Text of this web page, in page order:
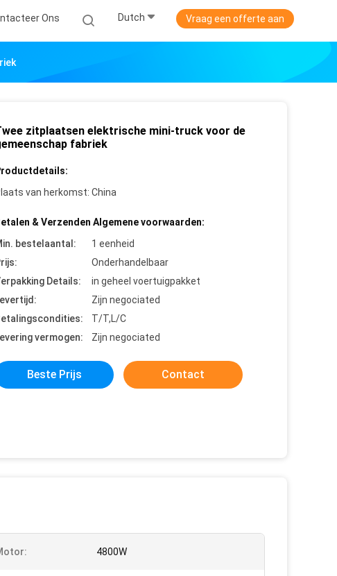
Ons Dutch Vraag een offerte aan
zitplaatsen elektrische mini-truck voor de
fabriek
van herkomst: China
& Verzenden Algemene voorwaarden:
bestelaantal:
1 eenheid
Onderhandelbaar
Details:
in geheel voertuigpakket
Zijn negociated
T/T,L/C
vermogen:
Zijn negociated
Beste Prijs Contact
4800W